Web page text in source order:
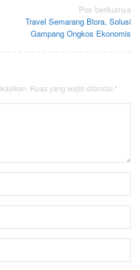
Pos berikutnya
Travel Semarang Blora, Solusi
Gampang Ongkos Ekonomis
Ruas yang wajib ditandai *